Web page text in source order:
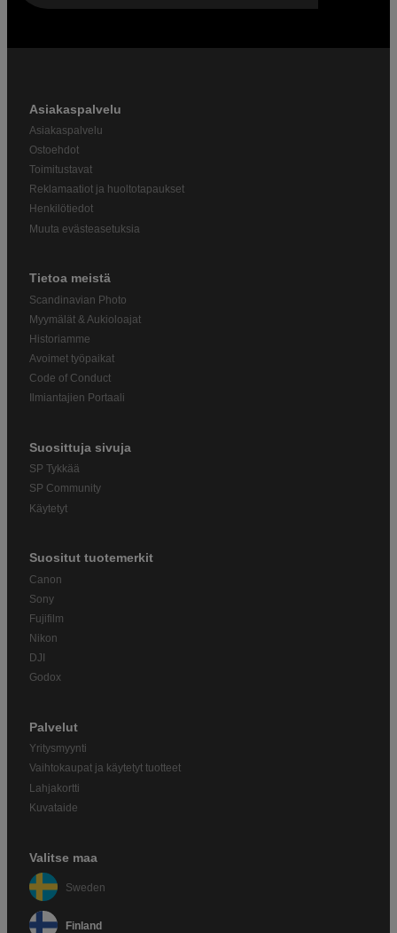
Asiakaspalvelu
Asiakaspalvelu
Ostoehdot
Toimitustavat
Reklamaatiot ja huoltotapaukset
Henkilötiedot
Muuta evästeasetuksia
Tietoa meistä
Scandinavian Photo
Myymälät & Aukioloajat
Historiamme
Avoimet työpaikat
Code of Conduct
Ilmiantajien Portaali
Suosittuja sivuja
SP Tykkää
SP Community
Käytetyt
Suositut tuotemerkit
Canon
Sony
Fujifilm
Nikon
DJI
Godox
Palvelut
Yritysmyynti
Vaihtokaupat ja käytetyt tuotteet
Lahjakortti
Kuvataide
Valitse maa
Sweden
Finland